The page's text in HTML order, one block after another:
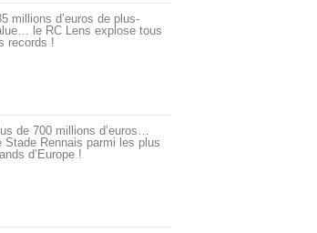
millions d’euros de plus-
le RC Lens explose tous
records !
de 700 millions d’euros…
Stade Rennais parmi les plus
d’Europe !